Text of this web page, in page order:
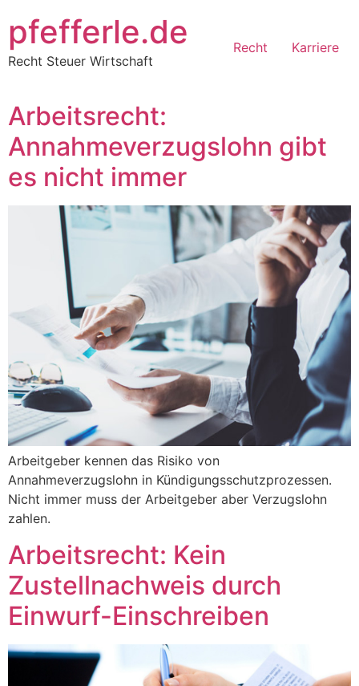
Inhalt
springen
pfefferle.de
Recht Steuer Wirtschaft
Recht Karriere
Arbeitsrecht:
Annahmeverzugslohn gibt
es nicht immer
Arbeitgeber kennen das Risiko von
Annahmeverzugslohn in Kündigungsschutzprozessen.
Nicht immer muss der Arbeitgeber aber Verzugslohn
zahlen.
Arbeitsrecht: Kein
Zustellnachweis durch
Einwurf-Einschreiben